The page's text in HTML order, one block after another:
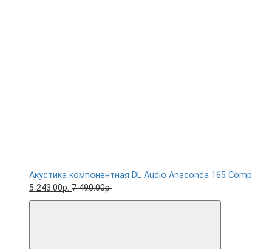
Акустика компонентная DL Audio Anaconda 165 Comp
5 243.00р. 7 490.00р.